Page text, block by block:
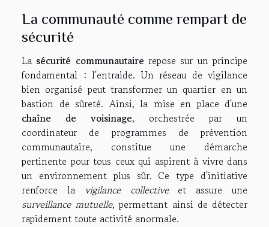
La communauté comme rempart de
sécurité
Lasécurité communautaire repose sur un principe
fondamental : l'entraide. Un réseau de vigilance
bien organisé peut transformer un quartier en un
bastion de sûreté. Ainsi, la mise en place d'une
chaîne de voisinage, orchestrée par un
coordinateur de programmes de prévention
communautaire, constitue une démarche
pertinente pour tous ceux qui aspirent à vivre dans
un environnement plus sûr. Ce type d'initiative
renforce la vigilance collectiveet assure une
surveillance mutuelle, permettant ainsi de détecter
rapidement toute activité anormale.